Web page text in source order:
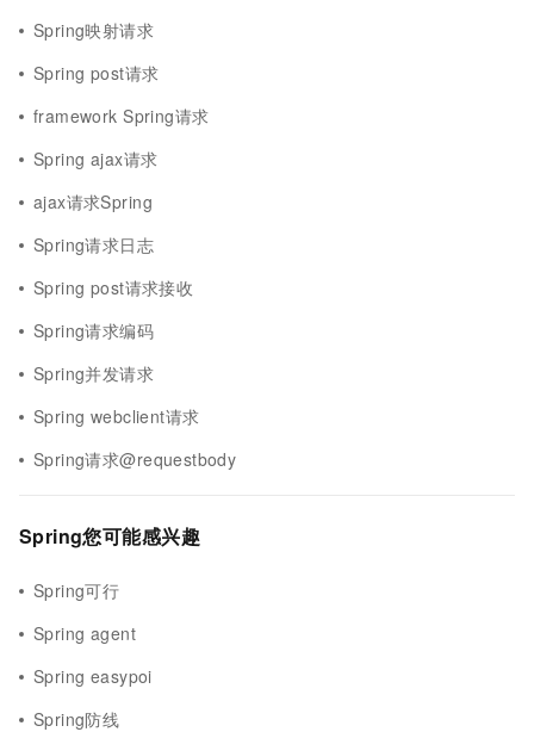
Spring映射请求
Spring post请求
framework Spring请求
Spring ajax请求
ajax请求Spring
Spring请求日志
Spring post请求接收
Spring请求编码
Spring并发请求
Spring webclient请求
Spring请求@requestbody
Spring您可能感兴趣
Spring可行
Spring agent
Spring easypoi
Spring防线